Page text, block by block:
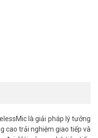
là giải pháp lý tưởng
cao trải nghiệm giao tiếp và